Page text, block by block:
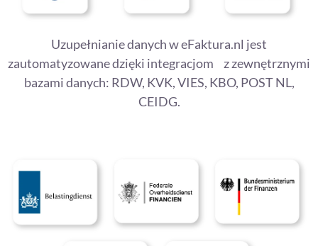
Uzupełnianie danych w eFaktura.nl jest
zautomatyzowane dzięki integracjom z zewnętrznymi
bazami danych: RDW, KVK, VIES, KBO, POST NL,
CEIDG.